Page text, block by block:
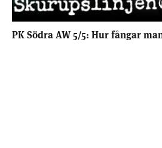
PK Södra AW 5/5: Hur fångar